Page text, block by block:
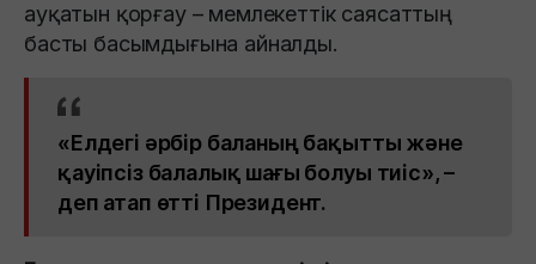
ауқатын қорғау – мемлекеттік саясаттың
басты басымдығына айналды.
«Елдегі әрбір баланың бақытты және
қауіпсіз балалық шағы болуы тиіс», –
деп атап өтті Президент.